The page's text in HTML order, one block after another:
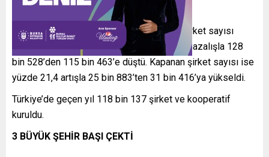
555’e çıktı.
Yıllık bazda değerlendirildiğinde, kurulan şirket sayısı
geçen yıl bir önceki yıla kıyasla yüzde 10,2 azalışla 128
bin 528’den 115 bin 463’e düştü. Kapanan şirket sayısı ise
yüzde 21,4 artışla 25 bin 883’ten 31 bin 416’ya yükseldi.
Türkiye’de geçen yıl 118 bin 137 şirket ve kooperatif
kuruldu.
3 BÜYÜK ŞEHİR BAŞI ÇEKTİ